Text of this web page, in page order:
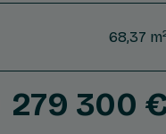
68,37 m
279 300